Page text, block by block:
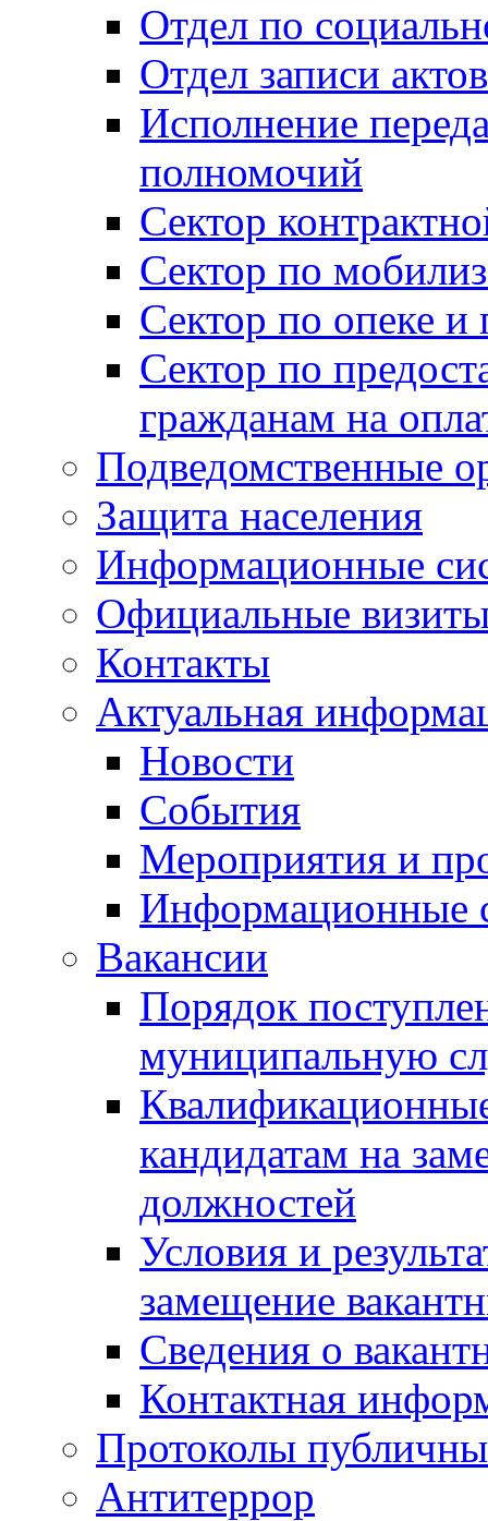
Отдел по
Отдел записи
Исполнение
полномочий
Сектор
Сектор по
Сектор по опеке и
Сектор по
гражданам на
Подведомственные
Защита населения
Информационные
Официальные
Контакты
Актуальная
Новости
События
Мероприятия и
Информационные
Вакансии
Порядок
муниципальную
кандидатам на
должностей
Условия и
замещение
Сведения о
Контактная
Протоколы
Антитеррор